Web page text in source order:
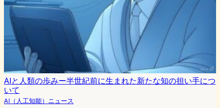
AIと人類の歩みー半世紀前に生まれた新たな知の担い手につ
いて
AI（人工知能）ニュース